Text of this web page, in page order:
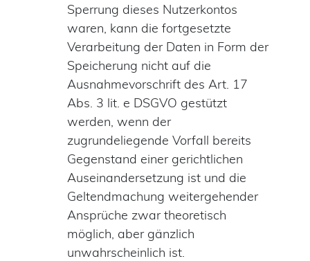
Sperrung dieses Nutzerkontos
waren, kann die fortgesetzte
Verarbeitung der Daten in Form der
Speicherung nicht auf die
Ausnahmevorschrift des Art. 17
Abs. 3 lit. e DSGVO gestützt
werden, wenn der
zugrundeliegende Vorfall bereits
Gegenstand einer gerichtlichen
Auseinandersetzung ist und die
Geltendmachung weitergehender
Ansprüche zwar theoretisch
möglich, aber gänzlich
unwahrscheinlich ist.